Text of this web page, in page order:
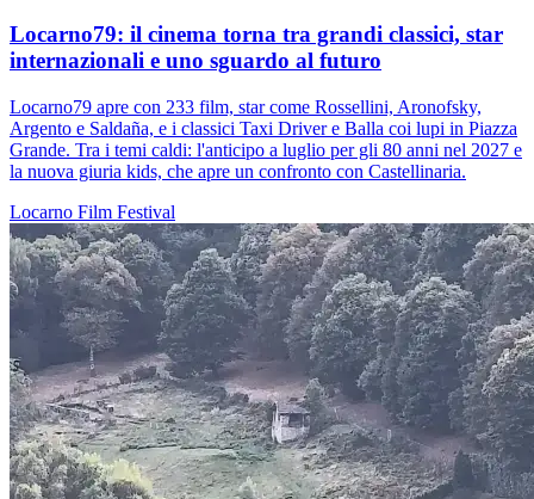
Locarno79: il cinema torna tra grandi classici, star
internazionali e uno sguardo al futuro
Locarno79 apre con 233 film, star come Rossellini, Aronofsky,
Argento e Saldaña, e i classici Taxi Driver e Balla coi lupi in Piazza
Grande. Tra i temi caldi: l'anticipo a luglio per gli 80 anni nel 2027 e
la nuova giuria kids, che apre un confronto con Castellinaria.
Locarno Film Festival